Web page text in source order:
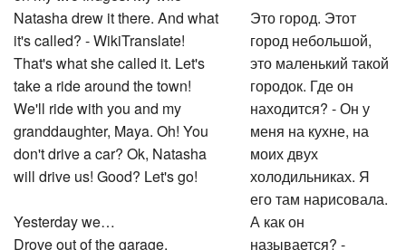
Natasha drew it there. And what
it's called? - WikiTranslate!
That's what she called it. Let's
take a ride around the town!
We'll ride with you and my
granddaughter, Maya. Oh! You
don't drive a car? Ok, Natasha
will drive us! Good? Let's go!
Yesterday we…
Drove out of the garage,
Это город. Этот
город небольшой,
это маленький такой
городок. Где он
находится? - Он у
меня на кухне, на
моих двух
холодильниках. Я
его там нарисовала.
А как он
называется? -